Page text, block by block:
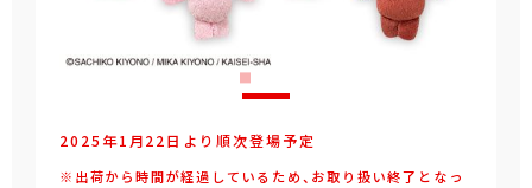
2025年1月22日より順次登場予定
※出荷から時間が経過しているため、お取り扱い終了となっ